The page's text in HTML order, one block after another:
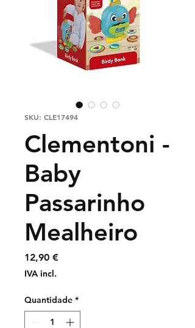
SKU: CLE17494
Clementoni -
Baby
Passarinho
Mealheiro
12,90 €Preço
IVA incl.
Quantidade *